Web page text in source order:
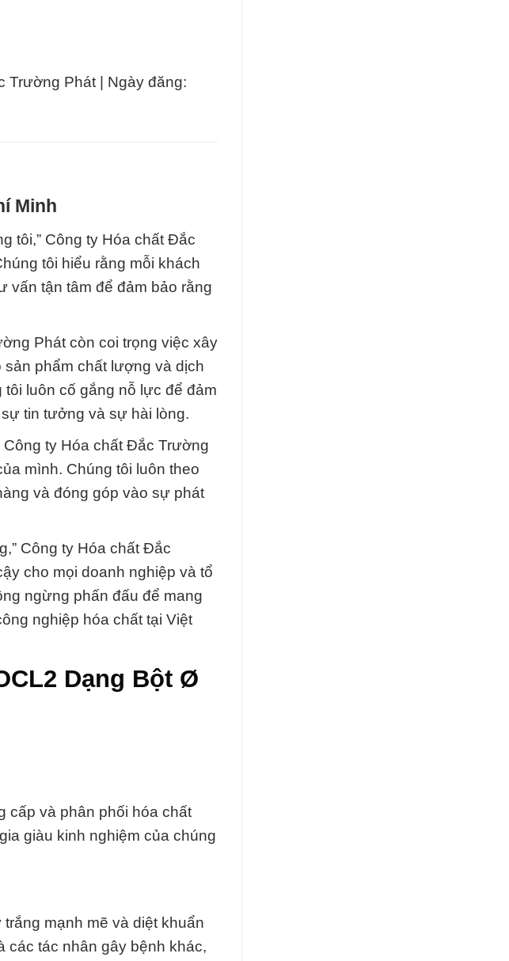
Trường Phát | Ngày đăng:
Minh
tôi,” Công ty Hóa chất Đắc
tôi hiểu rằng mỗi khách
vấn tận tâm để đảm bảo rằng
Phát còn coi trọng việc xây
phẩm chất lượng và dịch
luôn cố gắng nỗ lực để đảm
tin tưởng và sự hài lòng.
ty Hóa chất Đắc Trường
mình. Chúng tôi luôn theo
và đóng góp vào sự phát
Công ty Hóa chất Đắc
cho mọi doanh nghiệp và tổ
ngừng phấn đấu để mang
nghiệp hóa chất tại Việt
Dạng Bột Ø
cấp và phân phối hóa chất
giàu kinh nghiệm của chúng
mạnh mẽ và diệt khuẩn
các tác nhân gây bệnh khác,